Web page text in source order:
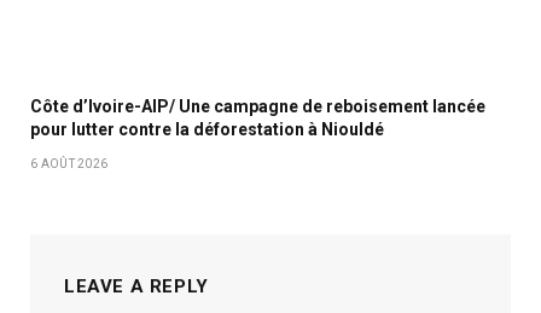
Côte d’Ivoire-AIP/ Une campagne de reboisement lancée
pour lutter contre la déforestation à Niouldé
6 AOÛT 2026
LEAVE A REPLY